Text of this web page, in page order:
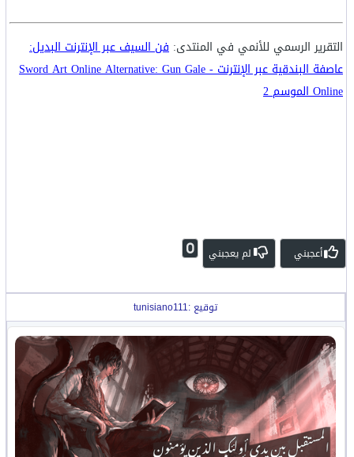
التقرير الرسمي للأنمي في المنتدى: فن السيف عبر الإنترنت البديل:
عاصفة البندقية عبر الإنترنت - Sword Art Online Alternative: Gun Gale
Online الموسم 2
أعجبني لم يعجبني 0
توقيع :tunisiano111